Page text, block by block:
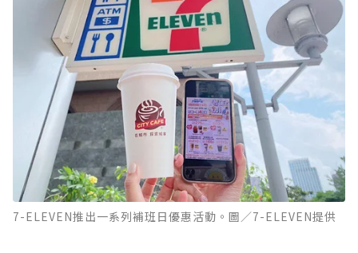
7-ELEVEN推出一系列補班日優惠活動。圖／7-ELEVEN提供